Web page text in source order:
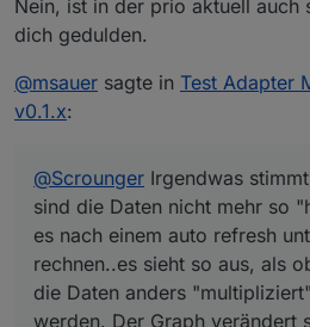
Es sind Homematic-
Gut, die hab ich auch
woran das liegen
Nein, ist in der prio aktuell auch
dich gedulden.
@msauer sagte in Test Adapter
v0.1.x:
@Scrounger Irgendwas
sind die Daten nicht mehr so
es nach einem auto refresh
rechnen..es sieht so aus, als
die Daten anders
werden. Der Graph verändert